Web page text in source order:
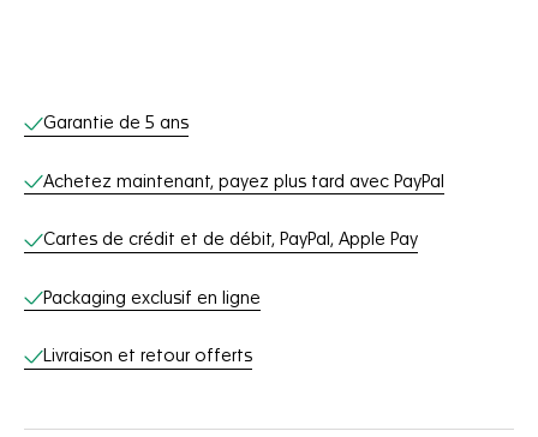
Services en ligne
Garantie de 5 ans
Achetez maintenant, payez plus tard avec PayPal
Cartes de crédit et de débit, PayPal, Apple Pay
Packaging exclusif en ligne
Livraison et retour offerts